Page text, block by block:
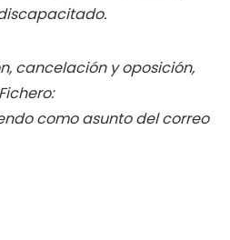
cancelación y oposición,
como asunto del correo